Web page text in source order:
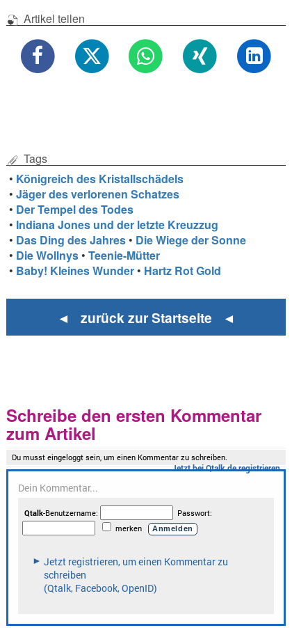
Artikel teilen
Tags
• Königreich des Kristallschädels
•Jäger des verlorenen Schatzes
• Der Tempel des Todes
• Indiana Jones und der letzte Kreuzzug
• Das Ding des Jahres • Die Wiege der Sonne
• Die Wollnys •Teenie-Mütter
• Baby! Kleines Wunder • Hartz Rot Gold
◄ zurück zur Startseite ◄
Schreibe den ersten Kommentar
zum Artikel